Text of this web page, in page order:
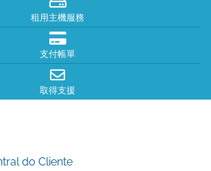
租用主機服務
支付帳單
取得支援
do Cliente